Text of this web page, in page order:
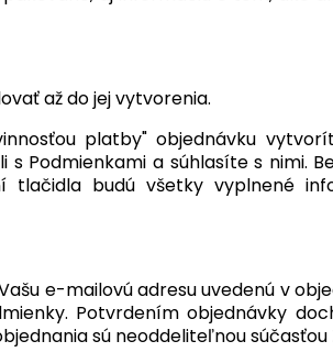
až do jej vytvorenia.
platby" objednávku
Podmienkami a súhlasíte s nimi.
tlačidla budú všetky vyplnené
e-mailovú adresu uvedenú v
Potvrdením objednávky
sú neoddeliteľnou súčasťou